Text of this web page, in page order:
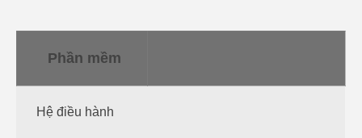
Phần mềm
Hệ điều hành